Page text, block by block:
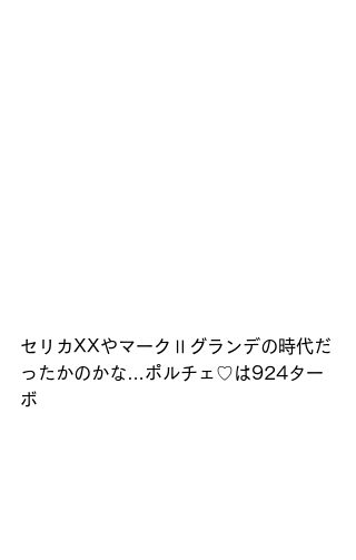
セリカXXやマークⅡグランデの時代だ
ったかのかな…ポルチェ♡は924ター
ボ